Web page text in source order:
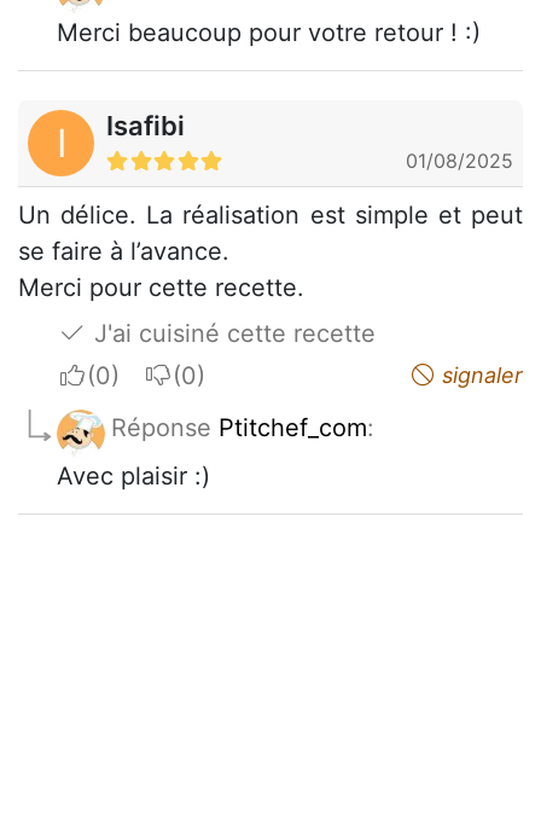
Merci beaucoup pour votre retour ! :)
I Isafibi
01/08/2025
Un délice. La réalisation est simple et peut
se faire à l’avance.
Merci pour cette recette.
J'ai cuisiné cette recette
I apreciateI do not appreciate signaler
Réponse Ptitchef_com:
Avec plaisir :)